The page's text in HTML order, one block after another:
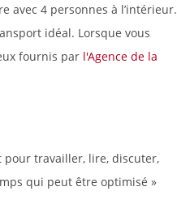
avec 4 personnes à l’intérieur.
idéal. Lorsque vous
fournis par l'Agence de la
pour travailler, lire, discuter,
qui peut être optimisé »